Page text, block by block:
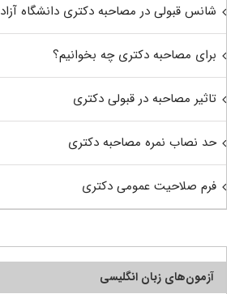
شانس قبولی در مصاحبه دکتری دانشگاه آزاد
برای مصاحبه دکتری چه بخوانیم؟
تاثیر مصاحبه در قبولی دکتری
حد نصاب نمره مصاحبه دکتری
فرم صلاحیت عمومی دکتری
آزمون‌های زبان انگلیسی